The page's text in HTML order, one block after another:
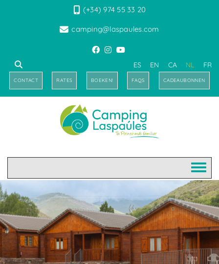
(+34) 974 55 33 20
camping@laspaules.com
ES EN CA NL FR
CONTACT RATES BOEKEN! FAQS CADEAUBONNEN